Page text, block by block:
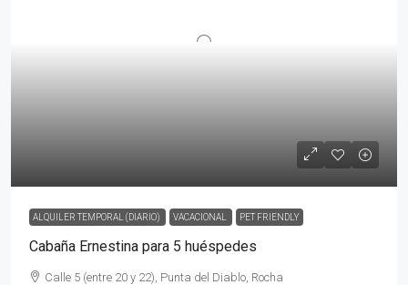
ALQUILER TEMPORAL (DIARIO) VACACIONAL PET FRIENDLY
Cabaña Ernestina para 5 huéspedes
Calle 5 (entre 20 y 22), Punta del Diablo, Rocha